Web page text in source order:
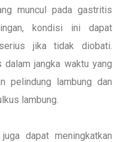
muncul pada gastritis
kondisi ini dapat
jika tidak diobati.
dalam jangka waktu yang
pelindung lambung dan
lambung.
dapat meningkatkan